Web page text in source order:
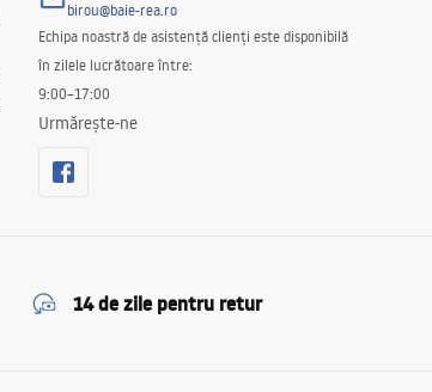
birou@baie-rea.ro
Echipa noastră de asistență clienți este disponibilă
în zilele lucrătoare între:
9:00–17:00
Urmărește-ne
14 de zile pentru retur